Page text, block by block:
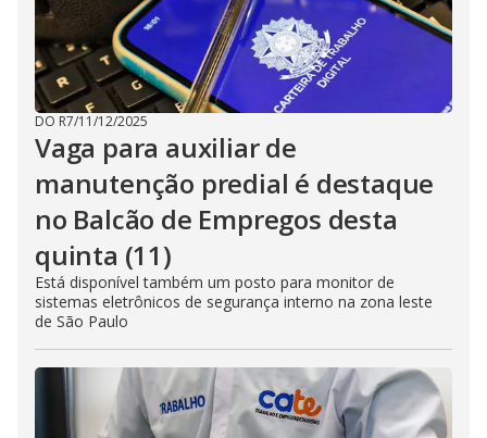
DO R7/11/12/2025
Vaga para auxiliar de
manutenção predial é destaque
no Balcão de Empregos desta
quinta (11)
Está disponível também um posto para monitor de
sistemas eletrônicos de segurança interno na zona leste
de São Paulo